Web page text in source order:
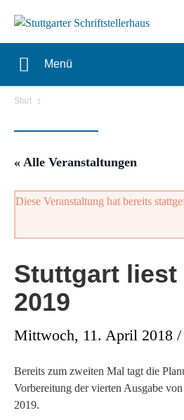
Menü
Start
« Alle Veranstaltungen
Diese Veranstaltung hat bereits
Stuttgart liest
2019
Mittwoch, 11. April 2018
Bereits zum zweiten Mal tagt die
Vorbereitung der vierten Ausgabe
2019.